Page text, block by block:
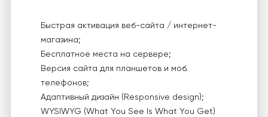
Быстрая активация веб-сайта / интернет-
магазина;
Бесплатное места на сервере;
Версия сайта для планшетов и моб.
телефонов;
Адаптивный дизайн (Responsive design);
WYSIWYG (What You See Is What You Get)